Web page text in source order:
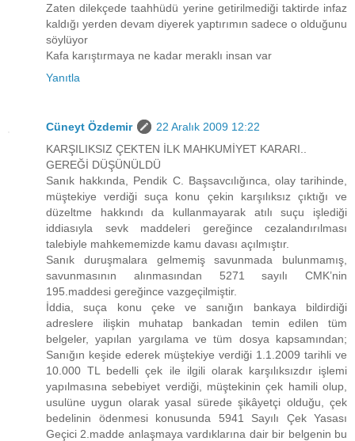
Zaten dilekçede taahhüdü yerine getirilmediği taktirde infaz
kaldığı yerden devam diyerek yaptırımın sadece o olduğunu
söylüyor
Kafa karıştırmaya ne kadar meraklı insan var
Yanıtla
Cüneyt Özdemir
22 Aralık 2009 12:22
KARŞILIKSIZ ÇEKTEN İLK MAHKUMİYET KARARI..
GEREĞİ DÜŞÜNÜLDÜ
Sanık hakkında, Pendik C. Başsavcılığınca, olay tarihinde,
müştekiye verdiği suça konu çekin karşılıksız çıktığı ve
düzeltme hakkındı da kullanmayarak atılı suçu işlediği
iddiasıyla sevk maddeleri gereğince cezalandırılması
talebiyle mahkememizde kamu davası açılmıştır.
Sanık duruşmalara gelmemiş savunmada bulunmamış,
savunmasının alınmasından 5271 sayılı CMK’nin
195.maddesi gereğince vazgeçilmiştir.
İddia, suça konu çeke ve sanığın bankaya bildirdiği
adreslere ilişkin muhatap bankadan temin edilen tüm
belgeler, yapılan yargılama ve tüm dosya kapsamından;
Sanığın keşide ederek müştekiye verdiği 1.1.2009 tarihli ve
10.000 TL bedelli çek ile ilgili olarak karşılıksızdır işlemi
yapılmasına sebebiyet verdiği, müştekinin çek hamili olup,
usulüne uygun olarak yasal sürede şikâyetçi olduğu, çek
bedelinin ödenmesi konusunda 5941 Sayılı Çek Yasası
Geçici 2.madde anlaşmaya vardıklarına dair bir belgenin bu